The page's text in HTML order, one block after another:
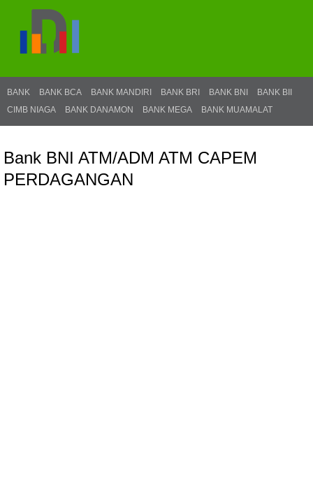
BANK BANK BCA BANK MANDIRI BANK BRI BANK BNI
BANK BII
CIMB NIAGA
BANK DANAMON BANK MEGA BANK MUAMALAT
Bank BNI ATM/ADM ATM CAPEM
PERDAGANGAN